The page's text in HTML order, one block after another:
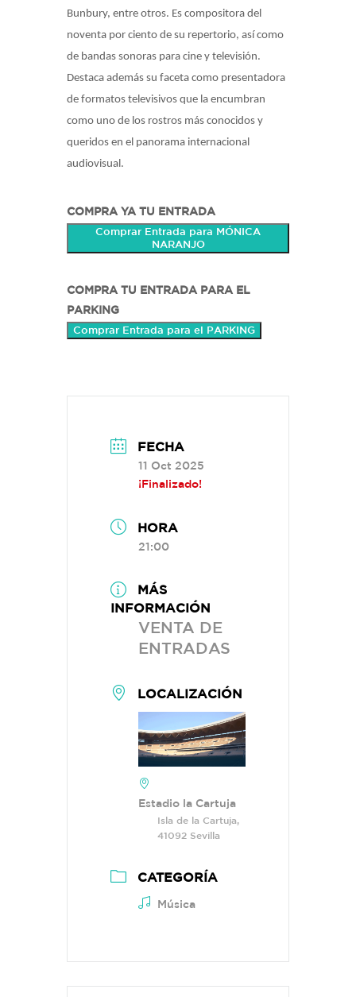
Bunbury, entre otros. Es compositora del
noventa por ciento de su repertorio, así como
de bandas sonoras para cine y televisión.
Destaca además su faceta como presentadora
de formatos televisivos que la encumbran
como uno de los rostros más conocidos y
queridos en el panorama internacional
audiovisual.
COMPRA YA TU ENTRADA
Comprar Entrada para MÓNICA
NARANJO
COMPRA TU ENTRADA PARA EL
PARKING
Comprar Entrada para el PARKING
FECHA
11 Oct 2025
¡Finalizado!
HORA
21:00
MÁS
INFORMACIÓN
VENTA DE
ENTRADAS
LOCALIZACIÓN
Estadio la Cartuja
Isla de la Cartuja,
41092 Sevilla
CATEGORÍA
Música